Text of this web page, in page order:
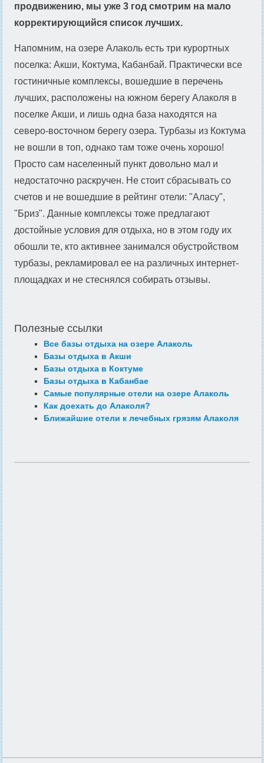
продвижению, мы уже 3 год смотрим на мало
корректирующийся список лучших.
Напомним, на озере Алаколь есть три курортных
поселка: Акши, Коктума, Кабанбай. Практически все
гостиничные комплексы, вошедшие в перечень
лучших, расположены на южном берегу Алаколя в
поселке Акши, и лишь одна база находятся на
северо-восточном берегу озера. Турбазы из Коктума
не вошли в топ, однако там тоже очень хорошо!
Просто сам населенный пункт довольно мал и
недостаточно раскручен. Не стоит сбрасывать со
счетов и не вошедшие в рейтинг отели: "Аласу",
"Бриз". Данные комплексы тоже предлагают
достойные условия для отдыха, но в этом году их
обошли те, кто активнее занимался обустройством
турбазы, рекламировал ее на различных интернет-
площадках и не стеснялся собирать отзывы.
Полезные ссылки
Все базы отдыха на озере Алаколь
Базы отдыха в Акши
Базы отдыха в Коктуме
Базы отдыха в Кабанбае
Самые популярные отели на озере Алаколь
Как доехать до Алаколя?
Ближайшие отели к лечебных грязям Алаколя